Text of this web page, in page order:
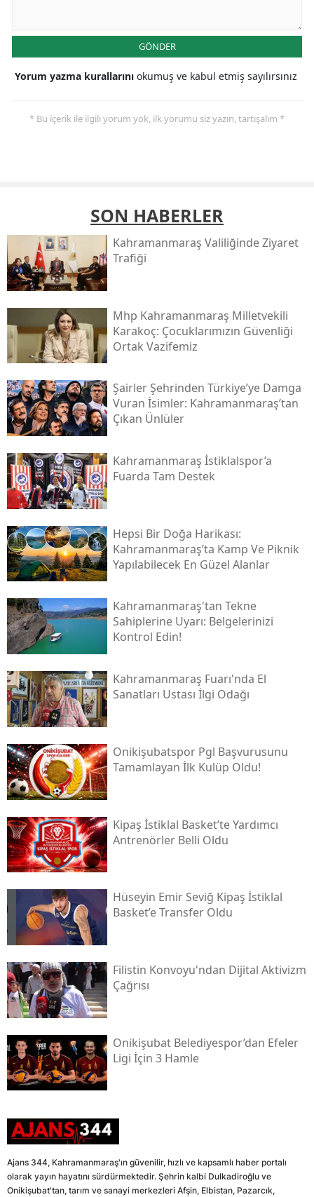
GÖNDER
Yorum yazma kurallarını okumuş ve kabul etmiş sayılırsınız
* Bu içerik ile ilgili yorum yok, ilk yorumu siz yazın, tartışalım *
SON HABERLER
Kahramanmaraş Valiliğinde Ziyaret
Trafiği
Mhp Kahramanmaraş Milletvekili
Karakoç: Çocuklarımızın Güvenliği
Ortak Vazifemiz
Şairler Şehrinden Türkiye’ye Damga
Vuran İsimler: Kahramanmaraş’tan
Çıkan Ünlüler
Kahramanmaraş İstiklalspor’a
Fuarda Tam Destek
Hepsi Bir Doğa Harikası:
Kahramanmaraş’ta Kamp Ve Piknik
Yapılabilecek En Güzel Alanlar
Kahramanmaraş'tan Tekne
Sahiplerine Uyarı: Belgelerinizi
Kontrol Edin!
Kahramanmaraş Fuarı'nda El
Sanatları Ustası İlgi Odağı
Onikişubatspor Pgl Başvurusunu
Tamamlayan İlk Kulüp Oldu!
Kipaş İstiklal Basket’te Yardımcı
Antrenörler Belli Oldu
Hüseyin Emir Seviğ Kipaş İstiklal
Basket’e Transfer Oldu
Filistin Konvoyu'ndan Dijital Aktivizm
Çağrısı
Onikişubat Belediyespor’dan Efeler
Ligi İçin 3 Hamle
Ajans 344, Kahramanmaraş'ın güvenilir, hızlı ve kapsamlı haber portalı
olarak yayın hayatını sürdürmektedir. Şehrin kalbi Dulkadiroğlu ve
Onikişubat'tan, tarım ve sanayi merkezleri Afşin, Elbistan, Pazarcık,